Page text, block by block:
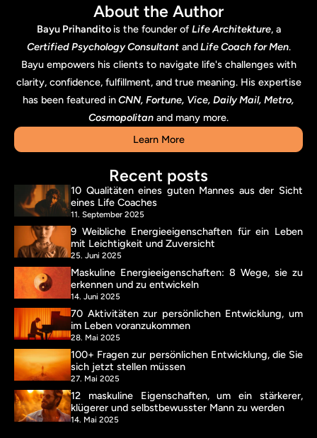
About the Author
Bayu Prihandito is the founder ofLife Architekture, a
Certified Psychology ConsultantandLife Coach for Men.
Bayu empowers his clients to navigate life's challenges with
clarity, confidence, fulfillment, and true meaning. His expertise
has been featured inCNN, Fortune, Vice, Daily Mail, Metro,
Cosmopolitan and many more.
Learn More
Recent posts
10 Qualitäten eines guten Mannes aus der Sicht
eines Life Coaches
11. September 2025
9 Weibliche Energieeigenschaften für ein Leben
mit Leichtigkeit und Zuversicht
25. Juni 2025
Maskuline Energieeigenschaften: 8 Wege, sie zu
erkennen und zu entwickeln
14. Juni 2025
70 Aktivitäten zur persönlichen Entwicklung, um
im Leben voranzukommen
28. Mai 2025
100+ Fragen zur persönlichen Entwicklung, die Sie
sich jetzt stellen müssen
27. Mai 2025
12 maskuline Eigenschaften, um ein stärkerer,
klügerer und selbstbewusster Mann zu werden
14. Mai 2025